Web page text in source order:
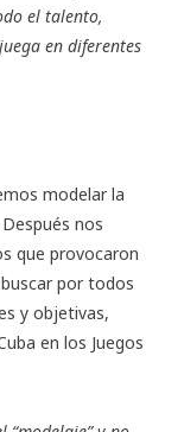
el talento,
en diferentes
modelar la
nos
que provocaron
por todos
y objetivas,
en los Juegos